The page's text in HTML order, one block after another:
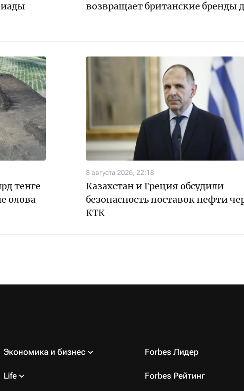
возвращает британские бренды
тенге
олова
8 августа 2026, 22:18
Казахстан и Греция обсудили
безопасность поставок нефти
КТК
Экономика и бизнес
Life
Forbes Лидер
Forbes Рейтинг